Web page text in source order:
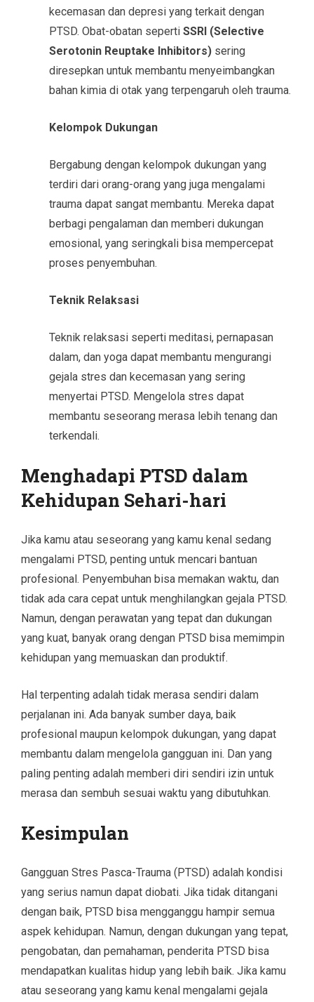
kecemasan dan depresi yang terkait dengan
PTSD. Obat-obatan seperti SSRI (Selective
Serotonin Reuptake Inhibitors) sering
diresepkan untuk membantu menyeimbangkan
bahan kimia di otak yang terpengaruh oleh trauma.
Kelompok Dukungan
Bergabung dengan kelompok dukungan yang
terdiri dari orang-orang yang juga mengalami
trauma dapat sangat membantu. Mereka dapat
berbagi pengalaman dan memberi dukungan
emosional, yang seringkali bisa mempercepat
proses penyembuhan.
Teknik Relaksasi
Teknik relaksasi seperti meditasi, pernapasan
dalam, dan yoga dapat membantu mengurangi
gejala stres dan kecemasan yang sering
menyertai PTSD. Mengelola stres dapat
membantu seseorang merasa lebih tenang dan
terkendali.
Menghadapi PTSD dalam
Kehidupan Sehari-hari
Jika kamu atau seseorang yang kamu kenal sedang
mengalami PTSD, penting untuk mencari bantuan
profesional. Penyembuhan bisa memakan waktu, dan
tidak ada cara cepat untuk menghilangkan gejala PTSD.
Namun, dengan perawatan yang tepat dan dukungan
yang kuat, banyak orang dengan PTSD bisa memimpin
kehidupan yang memuaskan dan produktif.
Hal terpenting adalah tidak merasa sendiri dalam
perjalanan ini. Ada banyak sumber daya, baik
profesional maupun kelompok dukungan, yang dapat
membantu dalam mengelola gangguan ini. Dan yang
paling penting adalah memberi diri sendiri izin untuk
merasa dan sembuh sesuai waktu yang dibutuhkan.
Kesimpulan
Gangguan Stres Pasca-Trauma (PTSD) adalah kondisi
yang serius namun dapat diobati. Jika tidak ditangani
dengan baik, PTSD bisa mengganggu hampir semua
aspek kehidupan. Namun, dengan dukungan yang tepat,
pengobatan, dan pemahaman, penderita PTSD bisa
mendapatkan kualitas hidup yang lebih baik. Jika kamu
atau seseorang yang kamu kenal mengalami gejala